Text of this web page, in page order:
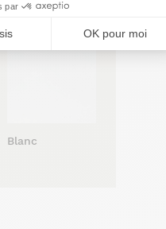
par
OK pour moi
Blanc